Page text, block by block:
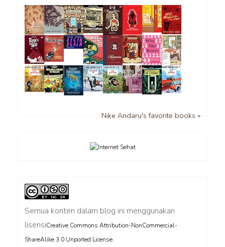
Nike Andaru's favorite books »
Semua konten dalam blog ini menggunakan
lisensiCreative Commons Attribution-NonCommercial-
ShareAlike 3.0 Unported License.